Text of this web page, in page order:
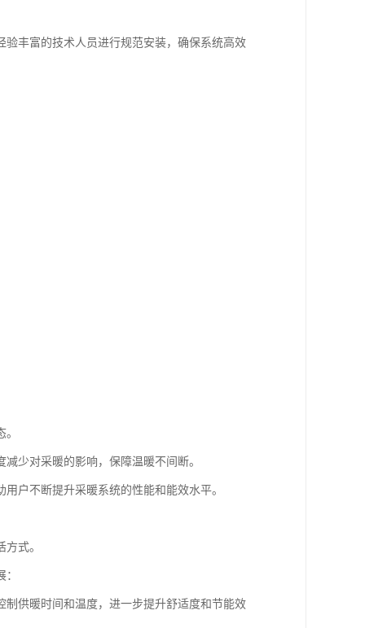
丰富的技术人员进行规范安装，确保系统高效
少对采暖的影响，保障温暖不间断。
户不断提升采暖系统的性能和能效水平。
式。
供暖时间和温度，进一步提升舒适度和节能效